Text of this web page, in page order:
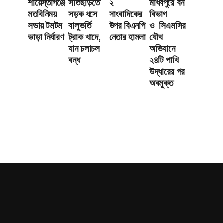
শায়েস্তাগঞ্জে
মতবিনিময়
সভায় টমটম
ভাড়া নির্ধারণ
সাতছড়িতে
সড়ক ধসে
বালুভর্তি
ট্রাক খাদে,
যান চলাচল
বন্ধ
২
সাংবাদিকের
উপর বিএনপি
নেতার হামলা
মাধবপুরে বন
বিভাগ
ও সিএমসির
যৌথ
অভিযানে
২৪টি পাখি
উদ্ধারের পর
অবমুক্ত